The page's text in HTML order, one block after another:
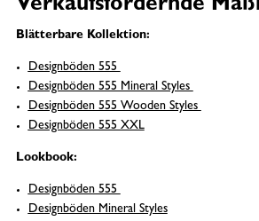
Verkaufsfördernde
Blätterbare Kollektion:
Designböden 555
Designböden 555 Mineral Styles ​​​​​​​
Designböden 555 Wooden Styles​​​​​​​ ​​​​​​​
Designböden 555 XXL
Lookbook:
Designböden 555
Designböden Mineral Styles